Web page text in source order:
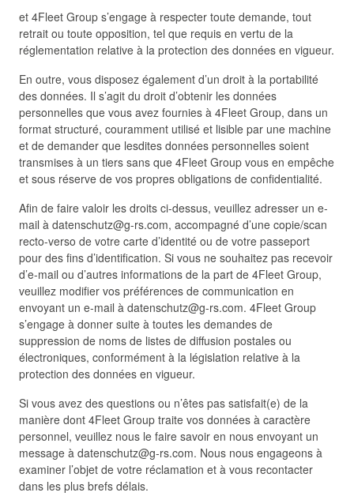
et 4Fleet Group s’engage à respecter toute demande, tout
retrait ou toute opposition, tel que requis en vertu de la
réglementation relative à la protection des données en vigueur.
En outre, vous disposez également d’un droit à la portabilité
des données. Il s’agit du droit d’obtenir les données
personnelles que vous avez fournies à 4Fleet Group, dans un
format structuré, couramment utilisé et lisible par une machine
et de demander que lesdites données personnelles soient
transmises à un tiers sans que 4Fleet Group vous en empêche
et sous réserve de vos propres obligations de confidentialité.
Afin de faire valoir les droits ci-dessus, veuillez adresser un e-
mail à datenschutz@g-rs.com, accompagné d’une copie/scan
recto-verso de votre carte d’identité ou de votre passeport
pour des fins d’identification. Si vous ne souhaitez pas recevoir
d’e-mail ou d’autres informations de la part de 4Fleet Group,
veuillez modifier vos préférences de communication en
envoyant un e-mail à datenschutz@g-rs.com. 4Fleet Group
s’engage à donner suite à toutes les demandes de
suppression de noms de listes de diffusion postales ou
électroniques, conformément à la législation relative à la
protection des données en vigueur.
Si vous avez des questions ou n’êtes pas satisfait(e) de la
manière dont 4Fleet Group traite vos données à caractère
personnel, veuillez nous le faire savoir en nous envoyant un
message à datenschutz@g-rs.com. Nous nous engageons à
examiner l’objet de votre réclamation et à vous recontacter
dans les plus brefs délais.